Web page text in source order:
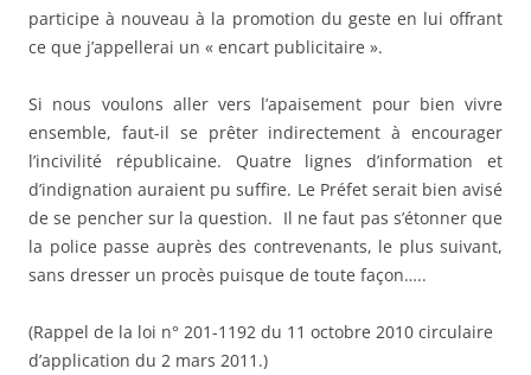
participe à nouveau à la promotion du geste en lui offrant
ce que j’appellerai un « encart publicitaire ».
Si nous voulons aller vers l’apaisement pour bien vivre
ensemble, faut-il se prêter indirectement à encourager
l’incivilité républicaine. Quatre lignes d’information et
d’indignation auraient pu suffire. Le Préfet serait bien avisé
de se pencher sur la question. Il ne faut pas s’étonner que
la police passe auprès des contrevenants, le plus suivant,
sans dresser un procès puisque de toute façon…..
(Rappel de la loi n° 201-1192 du 11 octobre 2010 circulaire
d’application du 2 mars 2011.)